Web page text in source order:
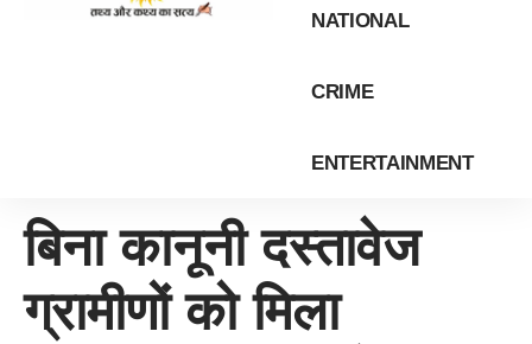
NATIONAL
CRIME
ENTERTAINMENT
बिना कानूनी दस्तावेज
ग्रामीणों को मिला